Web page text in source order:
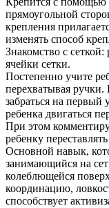
прямоугольной
крепления
изменять способ
Знакомство с сеткой:
ячейки сетки.
Постепенно учите
перехватывая
забраться на первый
ребенка двигаться
При этом
ребенку
Основной навык,
занимающийся на
колеблющейся
координацию,
способствует